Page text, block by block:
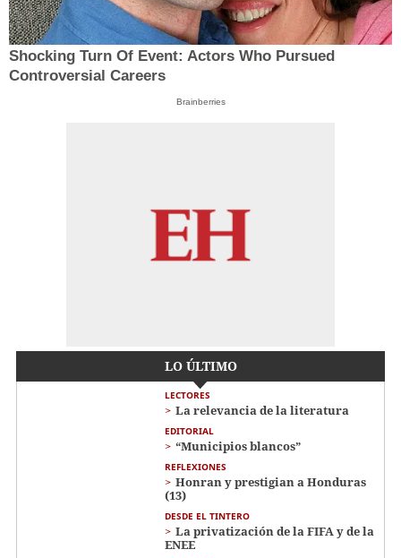
Shocking Turn Of Event: Actors Who Pursued
Controversial Careers
Brainberries
LO ÚLTIMO
LECTORES
La relevancia de la literatura
EDITORIAL
“Municipios blancos”
REFLEXIONES
Honran y prestigian a Honduras
(13)
DESDE EL TINTERO
La privatización de la FIFA y de la
ENEE